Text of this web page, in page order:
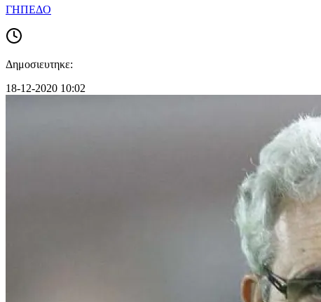
ΓΗΠΕΔΟ
Δημοσιευτηκε:
18-12-2020 10:02